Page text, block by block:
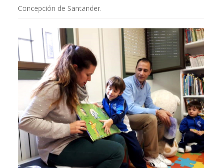
Concepción de Santander.
Ver
imagen
más
grande